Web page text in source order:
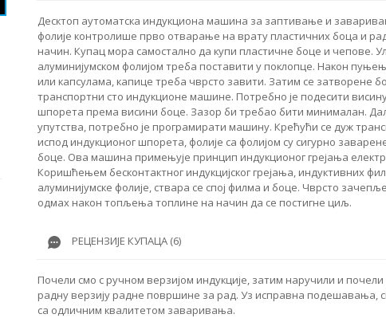
Десктоп аутоматска индукциона машина за заптивање и
фолије контролише прво отварање на врату пластичних боца и
начин. Купац мора самостално да купи пластичне боце и чепове.
алуминијумском фолијом треба поставити у поклопце. Након
или капсулама, капице треба чврсто завити. Затим се затворене
транспортни сто индукционе машине. Потребно је подесити
шпорета према висини боце. Зазор би требао бити минималан.
упутства, потребно је програмирати машину. Крећући се дуж
испод индукционог шпорета, фолије са фолијом су сигурно
боце. Ова машина примењује принцип индукционог грејања
Коришћењем бесконтактног индукцијског грејања, индуктивних
алуминијумске фолије, ствара се спој филма и боце. Чврсто
одмах након топљења топлине на начин да се постигне циљ.
РЕЦЕНЗИЈЕ КУПАЦА (6)
Почели смо с ручном верзијом индукције, затим наручили и
радну верзију радне површине за рад. Уз исправна подешавања,
са одличним квалитетом заваривања.